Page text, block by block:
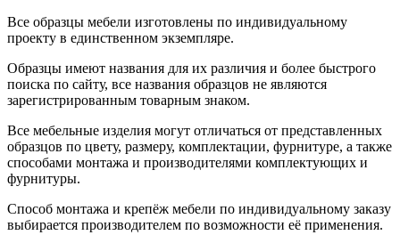
Все образцы мебели изготовлены по индивидуальному
проекту в единственном экземпляре.
Образцы имеют названия для их различия и более быстрого
поиска по сайту, все названия образцов не являются
зарегистрированным товарным знаком.
Все мебельные изделия могут отличаться от представленных
образцов по цвету, размеру, комплектации, фурнитуре, а также
способами монтажа и производителями комплектующих и
фурнитуры.
Способ монтажа и крепёж мебели по индивидуальному заказу
выбирается производителем по возможности её применения.